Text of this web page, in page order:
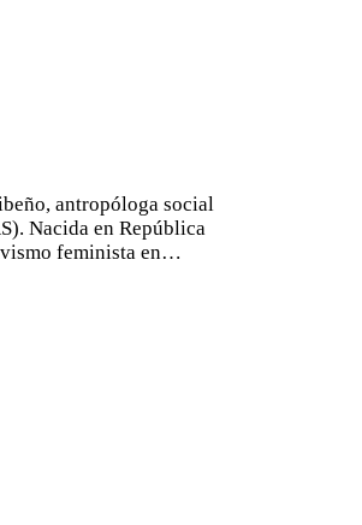
antropóloga social
Nacida en República
feminista en…